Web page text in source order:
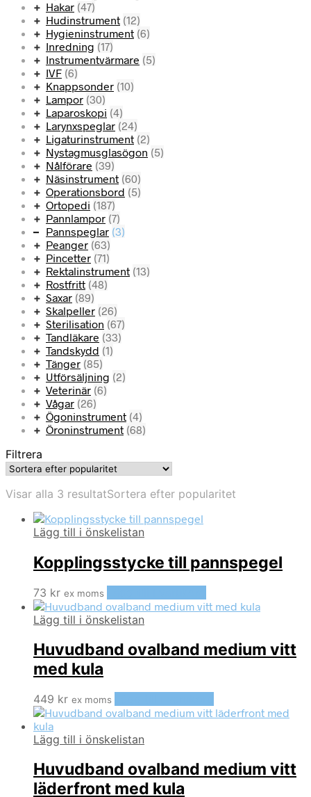
Hakar (47)
Hudinstrument (12)
Hygieninstrument (6)
Inredning (17)
Instrumentvärmare (5)
IVF (6)
Knappsonder (10)
Lampor (30)
Laparoskopi (4)
Larynxspeglar (24)
Ligaturinstrument (2)
Nystagmusglasögon (5)
Nålförare (39)
Näsinstrument (60)
Operationsbord (5)
Ortopedi (187)
Pannlampor (7)
Pannspeglar (3)
Peanger (63)
Pincetter (71)
Rektalinstrument (13)
Rostfritt (48)
Saxar (89)
Skalpeller (26)
Sterilisation (67)
Tandläkare (33)
Tandskydd (1)
Tänger (85)
Utförsäljning (2)
Veterinär (6)
Vågar (26)
Ögoninstrument (4)
Öroninstrument (68)
Filtrera
Visar alla 3 resultatSortera efter popularitet
Lägg till i önskelistan
Kopplingsstycke till pannspegel
73 kr ex moms
Lägg till i önskelistan
Huvudband ovalband medium vitt
med kula
449 kr ex moms
Lägg till i önskelistan
Huvudband ovalband medium vitt
läderfront med kula